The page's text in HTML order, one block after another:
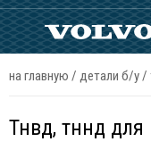
на главную / детали б/у/
Тнвд, тннд